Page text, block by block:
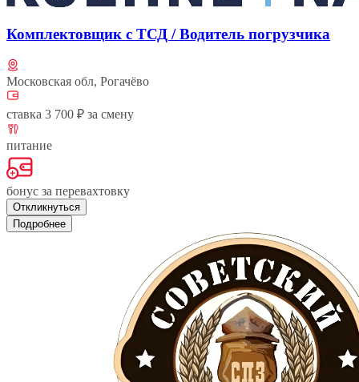
Комплектовщик с ТСД / Водитель погрузчика
Московская обл, Рогачёво
ставка 3 700 ₽ за смену
питание
бонус за перевахтовку
Откликнуться
Подробнее